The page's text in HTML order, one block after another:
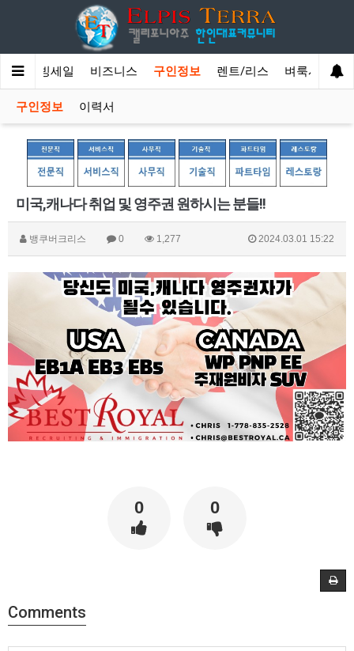
무빙세일 비즈니스 구인정보 렌트/리스 벼룩시장
구인정보 이력서
미국,캐나다 취업 및 영주권 원하시는 분들!!
뱅쿠버크리스 0 1,277 2024.03.01 15:22
0 0
Comments